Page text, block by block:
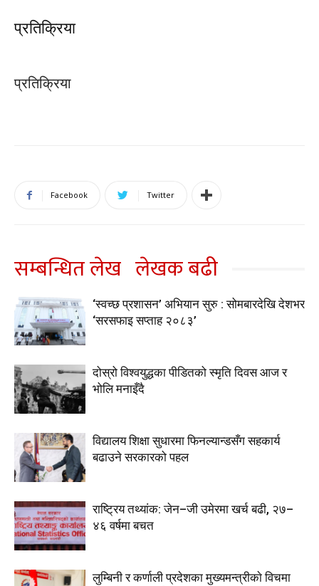
प्रतिक्रिया
प्रतिक्रिया
Facebook Twitter
सम्बन्धित लेख लेखक बढी
‘स्वच्छ प्रशासन’ अभियान सुरु : सोमबारदेखि देशभर
‘सरसफाइ सप्ताह २०८३’
दोस्रो विश्वयुद्धका पीडितको स्मृति दिवस आज र
भोलि मनाइँदै
विद्यालय शिक्षा सुधारमा फिनल्यान्डसँग सहकार्य
बढाउने सरकारको पहल
राष्ट्रिय तथ्यांक: जेन–जी उमेरमा खर्च बढी, २७–
४६ वर्षमा बचत
लुम्बिनी र कर्णाली प्रदेशका मुख्यमन्त्रीकाे विचमा